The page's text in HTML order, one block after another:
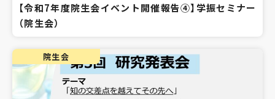
【令和7年度院生会イベント開催報告④】学振セミナー
（院生会）
院生会